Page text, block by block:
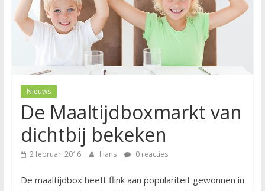
Nieuws
De Maaltijdboxmarkt van
dichtbij bekeken
2 februari 2016 Hans 0 reacties
De maaltijdbox heeft flink aan populariteit gewonnen in